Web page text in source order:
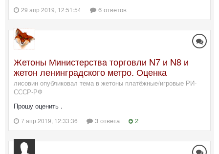
29 апр 2019, 12:51:54 6 ответов
Жетоны Министерства торговли N7 и N8 и
жетон ленинградского метро. Оценка
лисовин опубликовал тема в жетоны платёжные/игровые РИ-
СССР-РФ
Прошу оценить .
7 апр 2019, 12:33:36 3 ответа 2